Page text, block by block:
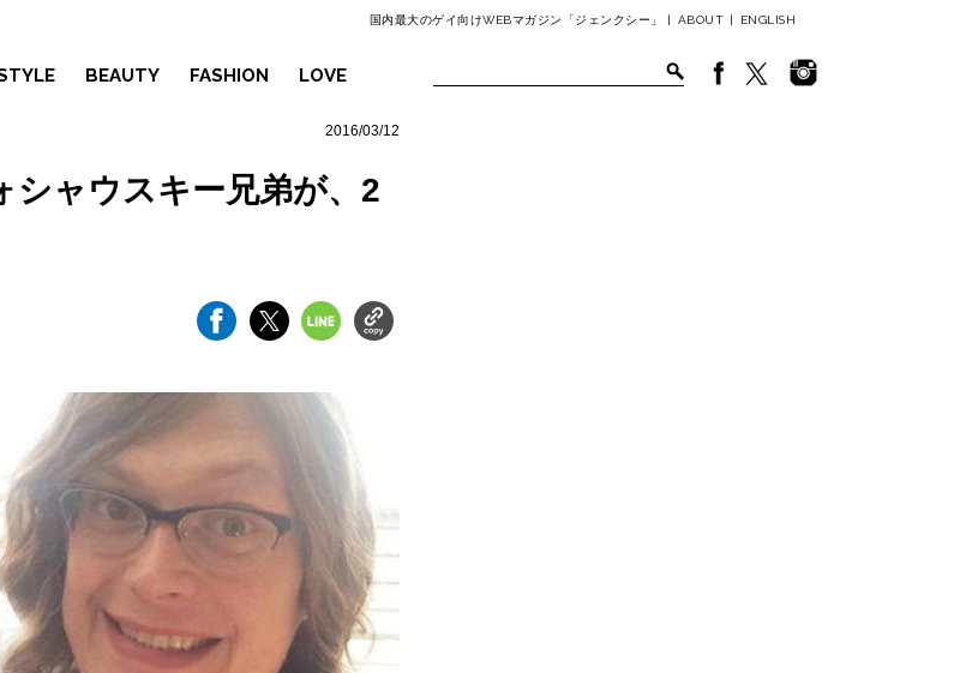
国内最大のゲイ向けWEBマガジン「ジェンクシー」 | ABOUT | ENGLISH
BEAUTY FASHION LOVE
2016/03/12
シャウスキー兄弟が、2